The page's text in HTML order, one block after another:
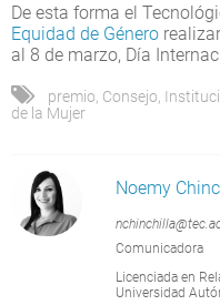
De esta forma el
Equidad de Género
al 8 de marzo, Día
premio Consejo
de la Mujer
Noemy
Comunicadora
Licenciada en
Universidad